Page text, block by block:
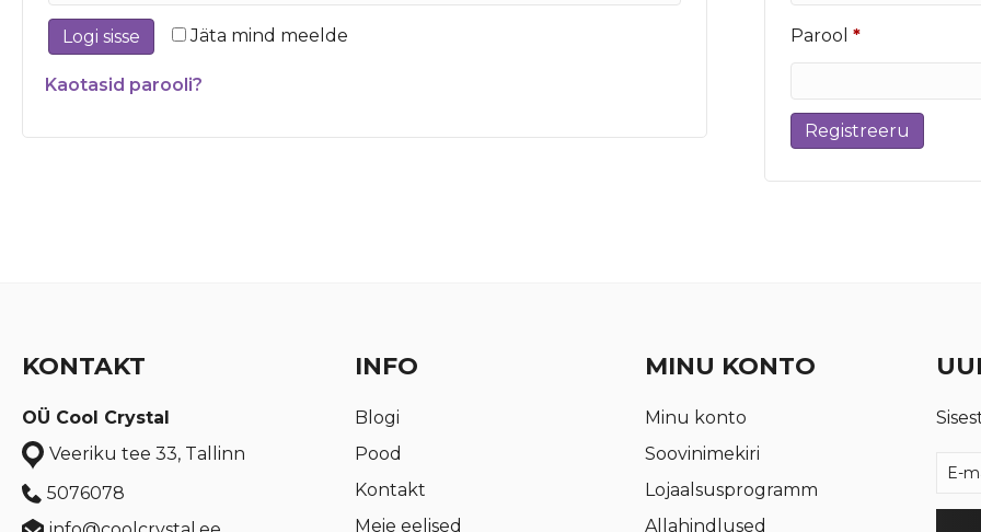
Jäta mind meelde
Logi sisse
Kaotasid parooli?
Parool*Nõutud
Registreeru
KONTAKT
OÜ Cool Crystal
Veeriku tee 33, Tallinn
5076078
INFO
Blogi
Pood
Kontakt
Meie eelised
MINU KONTO
Minu konto
Soovinimekiri
Lojaalsusprogramm
Allahindlused